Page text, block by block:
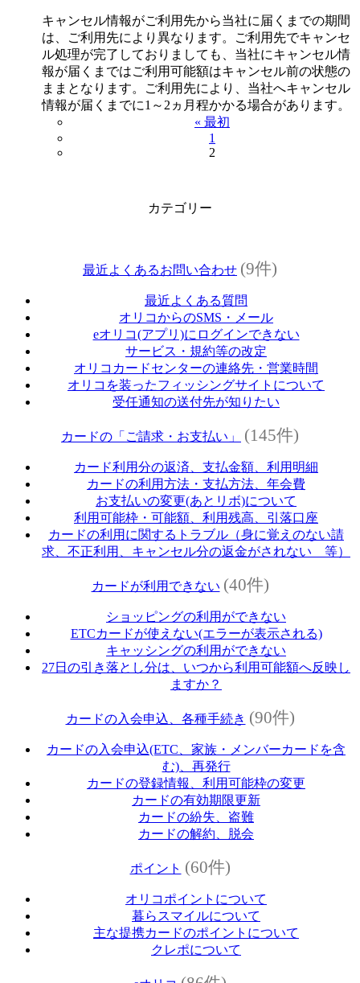
キャンセル情報がご利用先から当社に届くまでの期間
は、ご利用先により異なります。ご利用先でキャンセ
ル処理が完了しておりましても、当社にキャンセル情
報が届くまではご利用可能額はキャンセル前の状態の
ままとなります。ご利用先により、当社へキャンセル
情報が届くまでに1～2ヵ月程かかる場合があります。
« 最初
1
2
カテゴリー
最近よくあるお問い合わせ (9件)
最近よくある質問
オリコからのSMS・メール
eオリコ(アプリ)にログインできない
サービス・規約等の改定
オリコカードセンターの連絡先・営業時間
オリコを装ったフィッシングサイトについて
受任通知の送付先が知りたい
カードの「ご請求・お支払い」 (145件)
カード利用分の返済、支払金額、利用明細
カードの利用方法・支払方法、年会費
お支払いの変更(あとリボ)について
利用可能枠・可能額、利用残高、引落口座
カードの利用に関するトラブル（身に覚えのない請
求、不正利用、キャンセル分の返金がされない 等）
カードが利用できない (40件)
ショッピングの利用ができない
ETCカードが使えない(エラーが表示される)
キャッシングの利用ができない
27日の引き落とし分は、いつから利用可能額へ反映し
ますか？
カードの入会申込、各種手続き (90件)
カードの入会申込(ETC、家族・メンバーカードを含
む)、再発行
カードの登録情報、利用可能枠の変更
カードの有効期限更新
カードの紛失、盗難
カードの解約、脱会
ポイント (60件)
オリコポイントについて
暮らスマイルについて
主な提携カードのポイントについて
クレポについて